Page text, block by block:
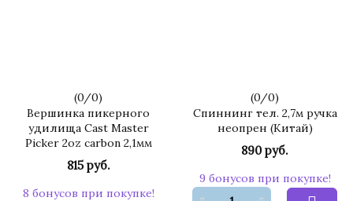
(0/0)
Вершинка пикерного
удилища Cast Master
Picker 2oz carbon 2,1мм
815 руб.
8 бонусов при покупке!
(0/0)
Спиннинг тел. 2,7м ручка
неопрен (Китай)
890 руб.
9 бонусов при покупке!